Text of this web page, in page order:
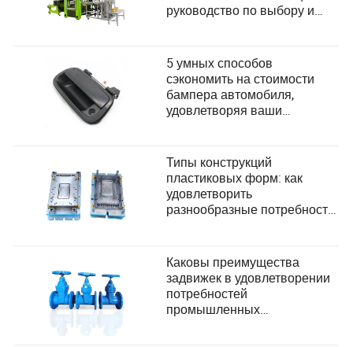
руководство по выбору и
потребностей пользователей
5 умных способов
сэкономить на стоимости
бампера автомобиля,
удовлетворяя ваши
Типы конструкций
пластиковых форм: как
удовлетворить
разнообразные потребности
Каковы преимущества
задвижек в удовлетворении
потребностей
промышленных